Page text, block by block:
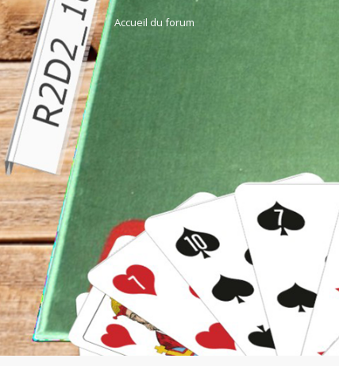
Accueil du forum